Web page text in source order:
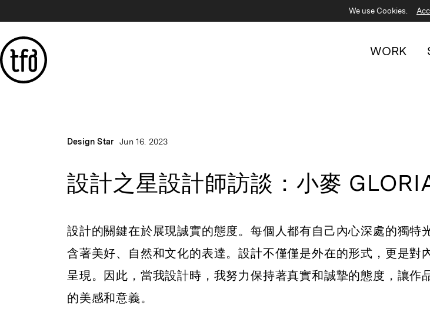
We use Cookies.
WORK
Design Star Jun 16. 2023
設計之星設計師訪談：小麥
設計的關鍵在於展現誠實的態度。每個人都有自己內心深處的獨特
含著美好、自然和文化的表達。設計不僅僅是外在的形式，更是對
呈現。因此，當我設計時，我努力保持著真實和誠摯的態度，讓作
的美感和意義。